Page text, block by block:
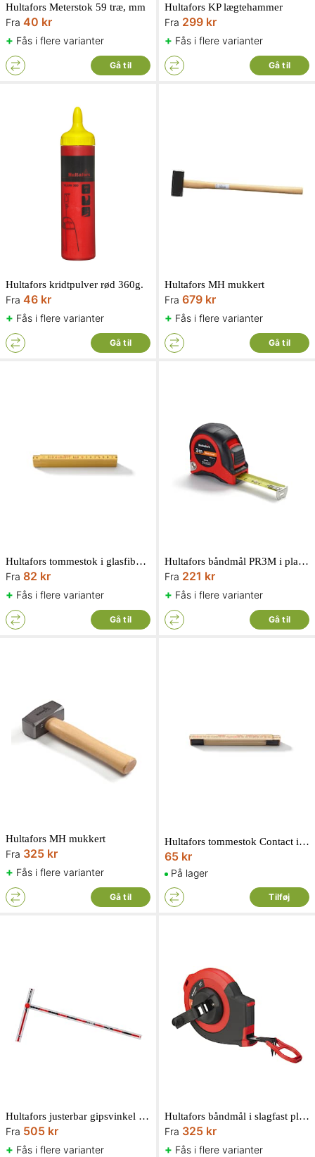
Hultafors Meterstok 59 træ, mm
Fra 40 kr
+ Fås i flere varianter
Gå til
Hultafors KP lægtehammer
Fra 299 kr
+ Fås i flere varianter
Gå til
Hultafors kridtpulver rød 360g.
Fra 46 kr
+ Fås i flere varianter
Gå til
Hultafors MH mukkert
Fra 679 kr
+ Fås i flere varianter
Gå til
Hultafors tommestok i glasfiber, 2 meter m/12 led,mm.-skala på begge sider
Fra 82 kr
+ Fås i flere varianter
Gå til
Hultafors båndmål PR3M i plast med bremse3 meter, EU klasse 1
Fra 221 kr
+ Fås i flere varianter
Gå til
Hultafors MH mukkert
Fra 325 kr
+ Fås i flere varianter
Gå til
Hultafors tommestok Contact i træ, 2 meter m/10led, mm.-skala på begge sider
65 kr
På lager
Tilføj
Hultafors justerbar gipsvinkel PS120 med 4 fastepositioner, 1200 mm.
Fra 505 kr
+ Fås i flere varianter
Hultafors båndmål i slagfast plast, EU klasse 1
Fra 325 kr
+ Fås i flere varianter